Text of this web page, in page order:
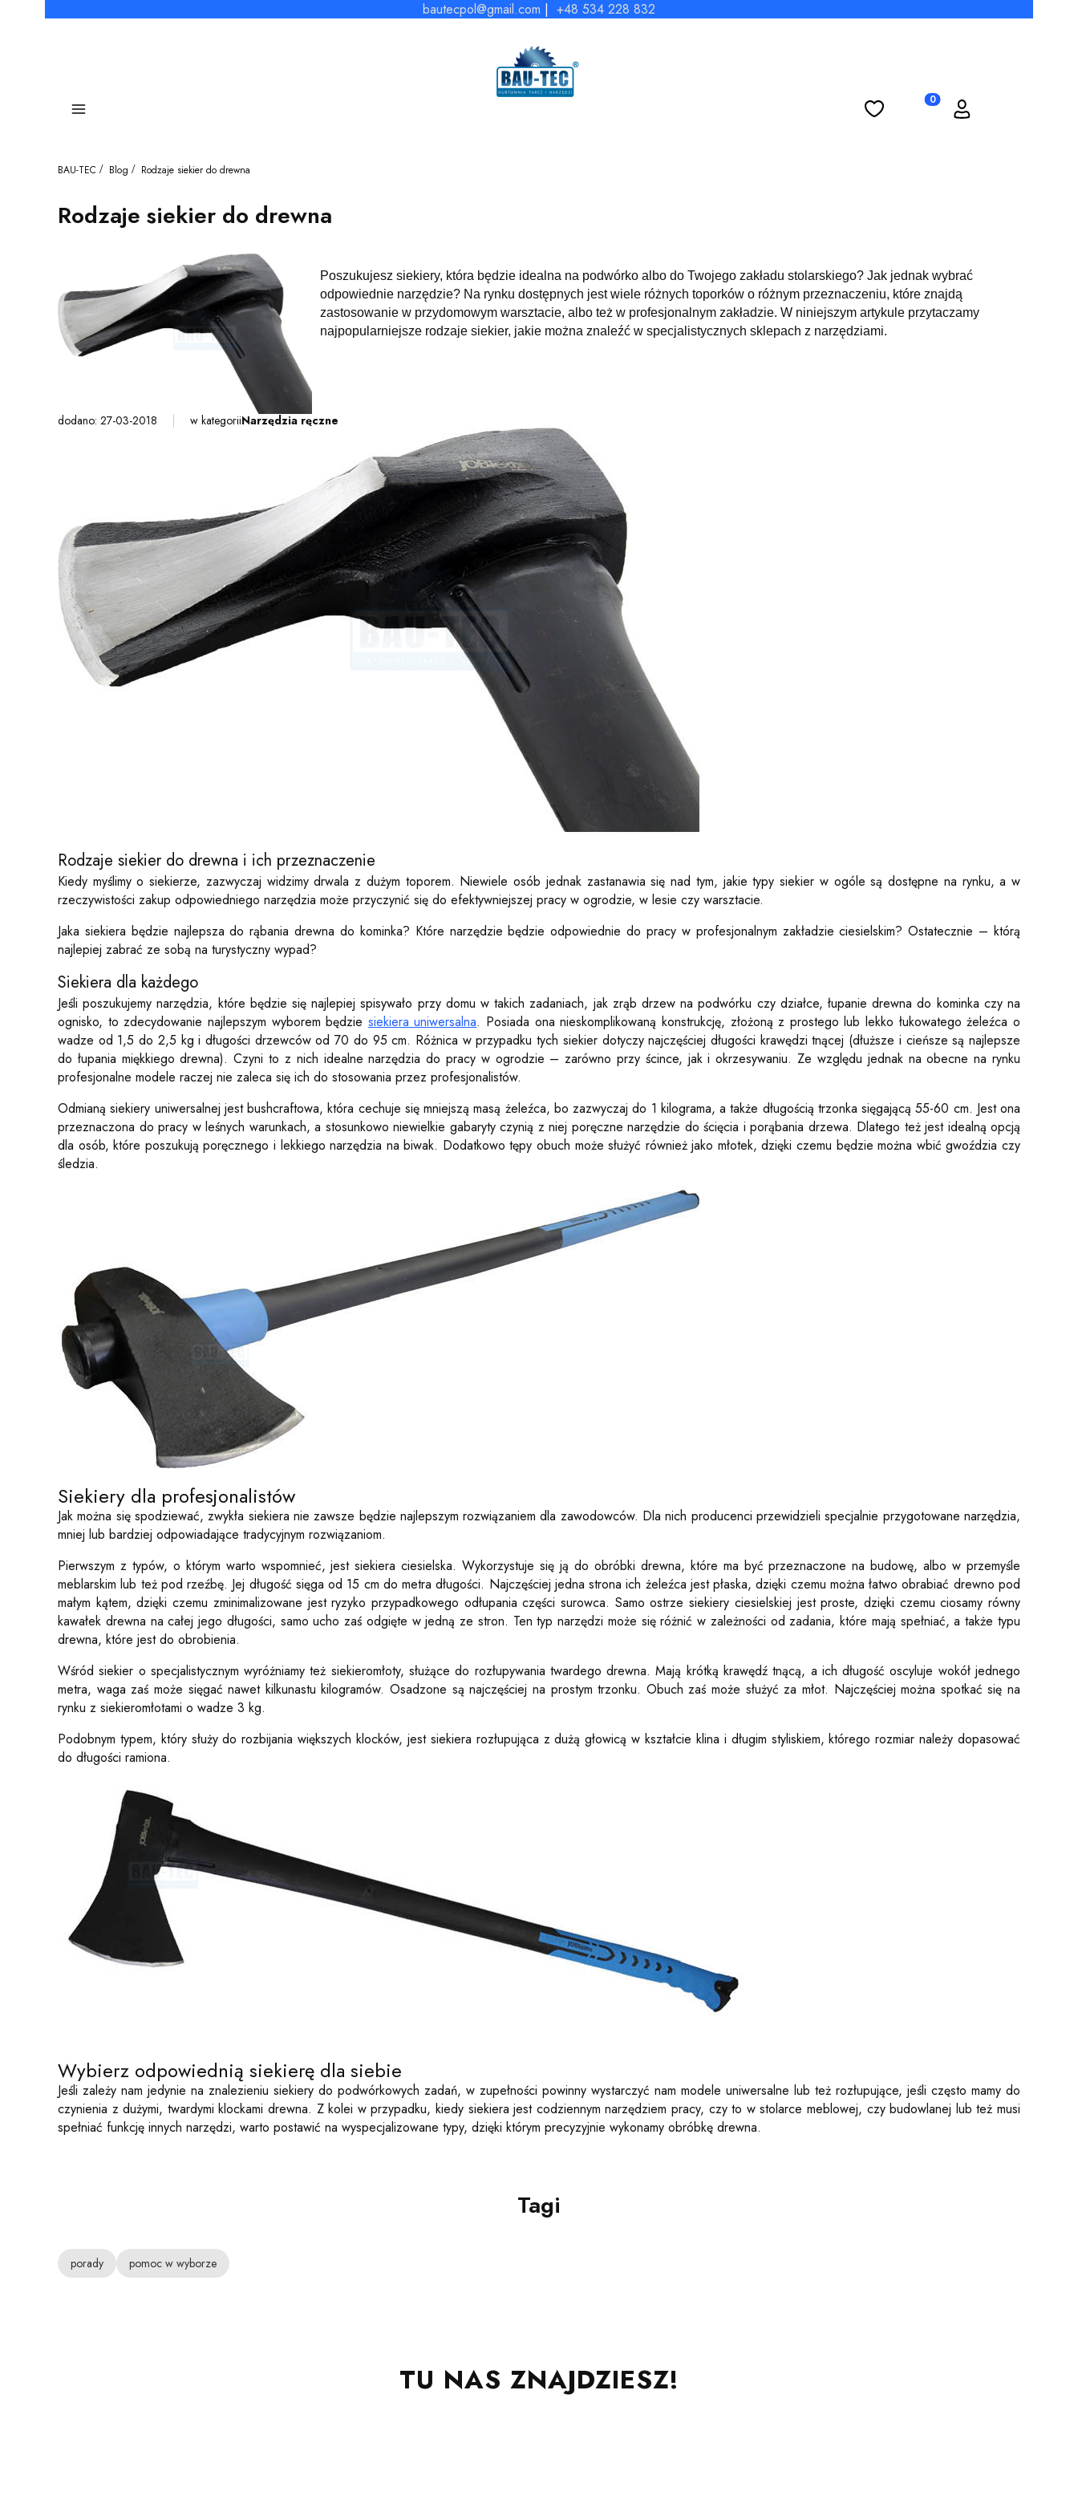
bautecpol@gmail.com | +48 534 228 832
Menu Ulubione Produkty w koszyku: 0.
Koszyk Zaloguj się
BAU-TEC Blog Rodzaje siekier do drewna
Rodzaje siekier do drewna
Poszukujesz siekiery, która będzie idealna na podwórko albo do Twojego zakładu stolarskiego? Jak jednak wybrać
odpowiednie narzędzie? Na rynku dostępnych jest wiele różnych toporków o różnym przeznaczeniu, które znajdą
zastosowanie w przydomowym warsztacie, albo też w profesjonalnym zakładzie. W niniejszym artykule przytaczamy
najpopularniejsze rodzaje siekier, jakie można znaleźć w specjalistycznych sklepach z narzędziami.
dodano: 27-03-2018 w kategoriiNarzędzia ręczne
Rodzaje siekier do drewna i ich przeznaczenie
Kiedy myślimy o siekierze, zazwyczaj widzimy drwala z dużym toporem. Niewiele osób jednak zastanawia się nad tym, jakie typy siekier w ogóle są dostępne na rynku, a w
rzeczywistości zakup odpowiedniego narzędzia może przyczynić się do efektywniejszej pracy w ogrodzie, w lesie czy warsztacie.
Jaka siekiera będzie najlepsza do rąbania drewna do kominka? Które narzędzie będzie odpowiednie do pracy w profesjonalnym zakładzie ciesielskim? Ostatecznie – którą
najlepiej zabrać ze sobą na turystyczny wypad?
Siekiera dla każdego
Jeśli poszukujemy narzędzia, które będzie się najlepiej spisywało przy domu w takich zadaniach, jak zrąb drzew na podwórku czy działce, łupanie drewna do kominka czy na
ognisko, to zdecydowanie najlepszym wyborem będzie siekiera uniwersalna. Posiada ona nieskomplikowaną konstrukcję, złożoną z prostego lub lekko łukowatego żeleźca o
wadze od 1,5 do 2,5 kg i długości drzewców od 70 do 95 cm. Różnica w przypadku tych siekier dotyczy najczęściej długości krawędzi tnącej (dłuższe i cieńsze są najlepsze
do łupania miękkiego drewna). Czyni to z nich idealne narzędzia do pracy w ogrodzie – zarówno przy ścince, jak i okrzesywaniu. Ze względu jednak na obecne na rynku
profesjonalne modele raczej nie zaleca się ich do stosowania przez profesjonalistów.
Odmianą siekiery uniwersalnej jest bushcraftowa, która cechuje się mniejszą masą żeleźca, bo zazwyczaj do 1 kilograma, a także długością trzonka sięgającą 55-60 cm. Jest ona
przeznaczona do pracy w leśnych warunkach, a stosunkowo niewielkie gabaryty czynią z niej poręczne narzędzie do ścięcia i porąbania drzewa. Dlatego też jest idealną opcją
dla osób, które poszukują poręcznego i lekkiego narzędzia na biwak. Dodatkowo tępy obuch może służyć również jako młotek, dzięki czemu będzie można wbić gwoździa czy
śledzia.
Siekiery dla profesjonalistów
Jak można się spodziewać, zwykła siekiera nie zawsze będzie najlepszym rozwiązaniem dla zawodowców. Dla nich producenci przewidzieli specjalnie przygotowane narzędzia,
mniej lub bardziej odpowiadające tradycyjnym rozwiązaniom.
Pierwszym z typów, o którym warto wspomnieć, jest siekiera ciesielska. Wykorzystuje się ją do obróbki drewna, które ma być przeznaczone na budowę, albo w przemyśle
meblarskim lub też pod rzeźbę. Jej długość sięga od 15 cm do metra długości. Najczęściej jedna strona ich żeleźca jest płaska, dzięki czemu można łatwo obrabiać drewno pod
małym kątem, dzięki czemu zminimalizowane jest ryzyko przypadkowego odłupania części surowca. Samo ostrze siekiery ciesielskiej jest proste, dzięki czemu ciosamy równy
kawałek drewna na całej jego długości, samo ucho zaś odgięte w jedną ze stron. Ten typ narzędzi może się różnić w zależności od zadania, które mają spełniać, a także typu
drewna, które jest do obrobienia.
Wśród siekier o specjalistycznym wyróżniamy też siekieromłoty, służące do rozłupywania twardego drewna. Mają krótką krawędź tnącą, a ich długość oscyluje wokół jednego
metra, waga zaś może sięgać nawet kilkunastu kilogramów. Osadzone są najczęściej na prostym trzonku. Obuch zaś może służyć za młot. Najczęściej można spotkać się na
rynku z siekieromłotami o wadze 3 kg.
Podobnym typem, który służy do rozbijania większych klocków, jest siekiera rozłupująca z dużą głowicą w kształcie klina i długim styliskiem, którego rozmiar należy dopasować
do długości ramiona.
Wybierz odpowiednią siekierę dla siebie
Jeśli zależy nam jedynie na znalezieniu siekiery do podwórkowych zadań, w zupełności powinny wystarczyć nam modele uniwersalne lub też rozłupujące, jeśli często mamy do
czynienia z dużymi, twardymi klockami drewna. Z kolei w przypadku, kiedy siekiera jest codziennym narzędziem pracy, czy to w stolarce meblowej, czy budowlanej lub też musi
spełniać funkcję innych narzędzi, warto postawić na wyspecjalizowane typy, dzięki którym precyzyjnie wykonamy obróbkę drewna.
Tagi
porady pomoc w wyborze
TU NAS ZNAJDZIESZ!